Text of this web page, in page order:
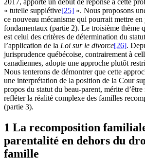
« tutelle supplétive[25] ». Nous proposons
ce nouveau mécanisme qui pourrait mettre
fondamentaux (partie 2). Le troisième thème
est celui des critères de détermination du
l’application de la Loi sur le divorce[26].
jurisprudence québécoise, contrairement à
canadiennes, adopte une approche plutôt
Nous tenterons de démontrer que cette
une interprétation de la position de la Cour
propos du statut du beau-parent, mérite
refléter la réalité complexe des familles
(partie 3).
1 La recomposition
parentalité en dehors du
famille